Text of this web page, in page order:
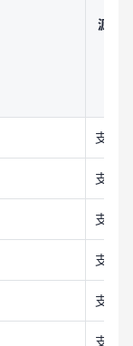
源库
支持
支持
支持
支持
支持
支持